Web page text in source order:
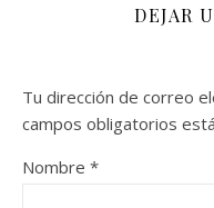
DEJAR
Tu dirección de correo
campos obligatorios
Nombre *